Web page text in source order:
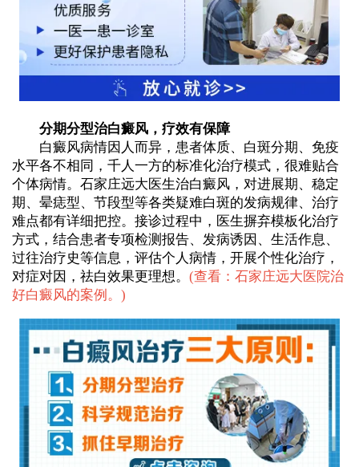
分期分型治白癜风，疗效有保障
白癜风病情因人而异，患者体质、白斑分期、免疫
水平各不相同，千人一方的标准化治疗模式，很难贴合
个体病情。石家庄远大医生治白癜风，对进展期、稳定
期、晕痣型、节段型等各类疑难白斑的发病规律、治疗
难点都有详细把控。接诊过程中，医生摒弃模板化治疗
方式，结合患者专项检测报告、发病诱因、生活作息、
过往治疗史等信息，评估个人病情，开展个性化治疗，
对症对因，祛白效果更理想。 (查看：石家庄远大医院治
好白癜风的案例。 )